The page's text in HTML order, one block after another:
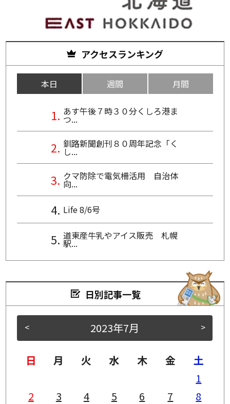
アクセスランキング
本日 週間 月間
あす午後７時３０分くしろ港ま
つ...
釧路新聞創刊８０周年記念「く
し...
クマ防除で電気柵活用 自治体
向...
Life 8/6号
道東産牛乳やアイス販売 札幌
駅...
日別記事一覧
< >
2023年7月
日 月 火 水 木 金
土
1
2
3 4 5 6 7
8